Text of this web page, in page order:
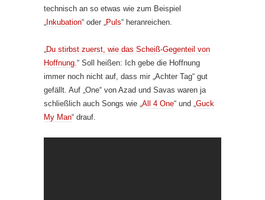
technisch an so etwas wie zum Beispiel
Inkubation“ oder „ Puls“ heranreichen.
Du stirbst zuerst, wie das Scheiß-Gegenteil von
Hoffnung. “ Soll heißen: Ich gebe die Hoffnung
immer noch nicht auf, dass mir „Achter Tag“ gut
gefällt. Auf „One“ von Azad und Savas waren ja
schließlich auch Songs wie „ All 4 One“ und „ Guck
My Man“ drauf.